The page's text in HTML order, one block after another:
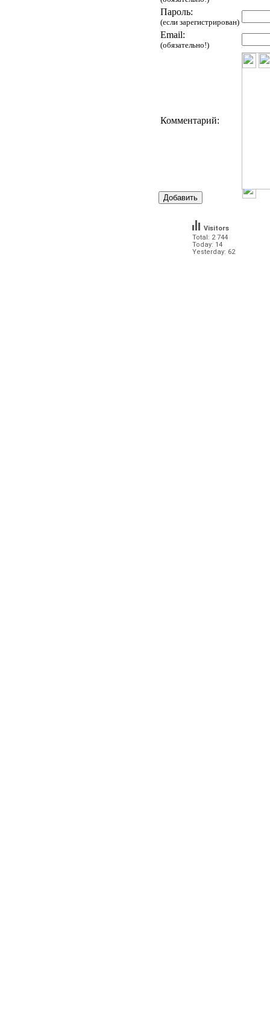
Пароль:
(если зарегистрирован)
Email:
(обязательно!)
Комментарий:
Total: 2 744
Today: 14
Yesterday: 62
Visitors